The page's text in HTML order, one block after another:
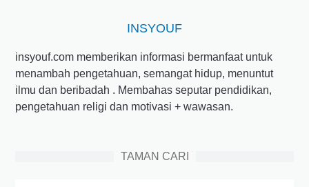
INSYOUF
insyouf.com memberikan informasi bermanfaat untuk
menambah pengetahuan, semangat hidup, menuntut
ilmu dan beribadah . Membahas seputar pendidikan,
pengetahuan religi dan motivasi + wawasan.
TAMAN CARI